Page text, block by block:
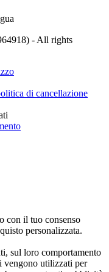
- All rights
di cancellazione
con il tuo consenso
personalizzata.
sul loro comportamento
vengono utilizzati per